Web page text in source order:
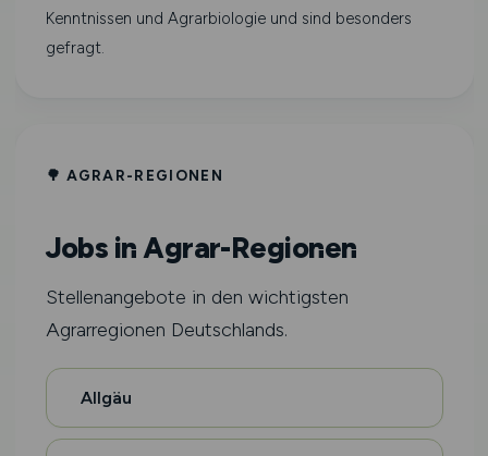
Kenntnissen und Agrarbiologie und sind besonders
gefragt.
🌳 AGRAR-REGIONEN
Jobs in Agrar-Regionen
Stellenangebote in den wichtigsten
Agrarregionen Deutschlands.
Allgäu